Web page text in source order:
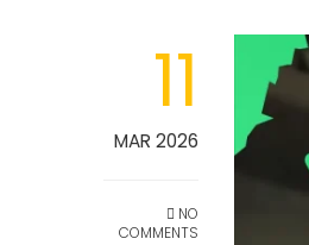
11
MAR 2026
NO
COMMENTS